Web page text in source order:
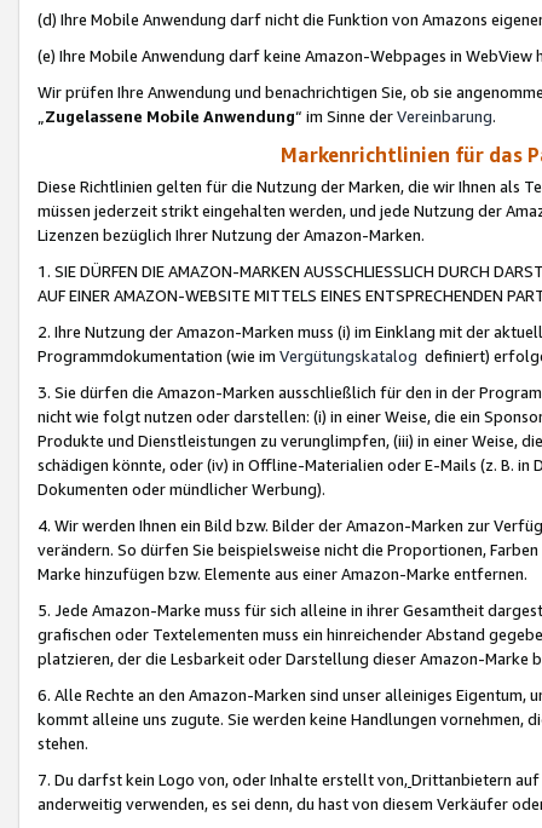
(d) Ihre Mobile Anwendung darf nicht die Funktion von Amazons
(e) Ihre Mobile Anwendung darf keine Amazon-Webpages in WebView
Wir prüfen Ihre Anwendung und benachrichtigen Sie, ob sie
„Zugelassene Mobile Anwendung“ im Sinne derVereinbarung.
Markenrichtlinien für das
Diese Richtlinien gelten für die Nutzung der Marken, die wir Ihnen als
müssen jederzeit strikt eingehalten werden, und jede Nutzung der
Lizenzen bezüglich Ihrer Nutzung der Amazon-Marken.
1. SIE DÜRFEN DIE AMAZON-MARKEN AUSSCHLIESSLICH DURCH
AUF EINER AMAZON-WEBSITE MITTELS EINES ENTSPRECHENDEN
2. Ihre Nutzung der Amazon-Marken muss (i) im Einklang mit der
Programmdokumentation (wie im Vergütungskatalog definiert)
3. Sie dürfen die Amazon-Marken ausschließlich für den in der
nicht wie folgt nutzen oder darstellen: (i) in einer Weise, die ein
Produkte und Dienstleistungen zu verunglimpfen, (iii) in einer Weise,
schädigen könnte, oder (iv) in Offline-Materialien oder E-Mails (z. B. in
Dokumenten oder mündlicher Werbung).
4. Wir werden Ihnen ein Bild bzw. Bilder der Amazon-Marken zur
verändern. So dürfen Sie beispielsweise nicht die Proportionen,
Marke hinzufügen bzw. Elemente aus einer Amazon-Marke entfernen.
5. Jede Amazon-Marke muss für sich alleine in ihrer Gesamtheit
grafischen oder Textelementen muss ein hinreichender Abstand
platzieren, der die Lesbarkeit oder Darstellung dieser Amazon-Marke
6. Alle Rechte an den Amazon-Marken sind unser alleiniges
kommt alleine uns zugute. Sie werden keine Handlungen vornehmen,
stehen.
7. Du darfst kein Logo von, oder Inhalte erstellt von,Drittanbietern auf
anderweitig verwenden, es sei denn, du hast von diesem Verkäufer